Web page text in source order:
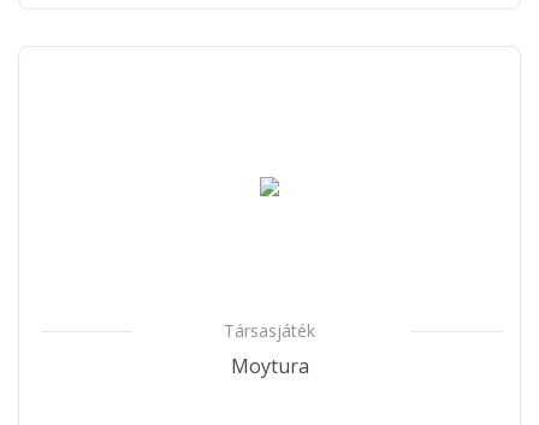
Társasjáték
Moytura